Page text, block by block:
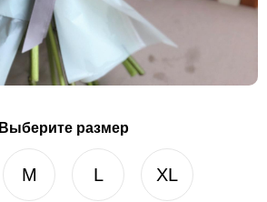
Выберите размер
M L XL